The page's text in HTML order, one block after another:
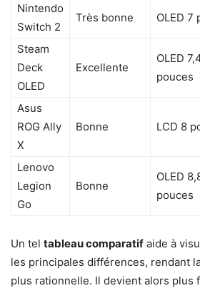
Nintendo
Switch 2
Très bonne OLED 7
Steam
Deck
OLED
Excellente
OLED
pouces
Asus
ROG Ally
X
Bonne LCD 8
Lenovo
Legion
Go
Bonne
OLED
pouces
Un tel tableau comparatif aide à
les principales différences, rendant
plus rationnelle. Il devient alors plus